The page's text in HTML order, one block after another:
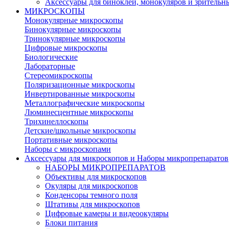
Аксессуары для биноклей, монокуляров и
МИКРОСКОПЫ
Монокулярные микроскопы
Бинокулярные микроскопы
Тринокулярные микроскопы
Цифровые микроскопы
Биологические
Лабораторные
Стереомикроскопы
Поляризационные микроскопы
Инвертированные микроскопы
Металлографические микроскопы
Люминесцентные микроскопы
Трихинеллоскопы
Детские/школьные микроскопы
Портативные микроскопы
Наборы с микроскопами
Аксессуары для микроскопов и Наборы микропрепаратов
НАБОРЫ МИКРОПРЕПАРАТОВ
Объективы для микроскопов
Окуляры для микроскопов
Конденсоры темного поля
Штативы для микроскопов
Цифровые камеры и видеоокуляры
Блоки питания